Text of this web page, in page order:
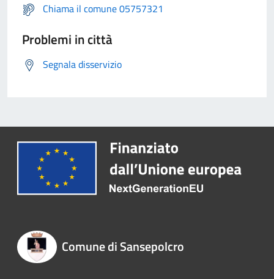
Chiama il comune 05757321
Problemi in città
Segnala disservizio
Comune di Sansepolcro